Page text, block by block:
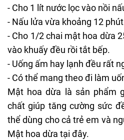
- Cho 1 lít nước lọc vào nồi
- Nấu lửa vừa khoảng 12
- Cho 1/2 chai mật hoa dừa
vào khuấy đều rồi tắt bếp.
- Uống ấm hay lạnh đều rất
- Có thể mang theo đi làm
Mật hoa dừa là sản phẩm
chất giúp tăng cường sức
thể dùng cho cả trẻ em và
Mật hoa dừa tại đây.